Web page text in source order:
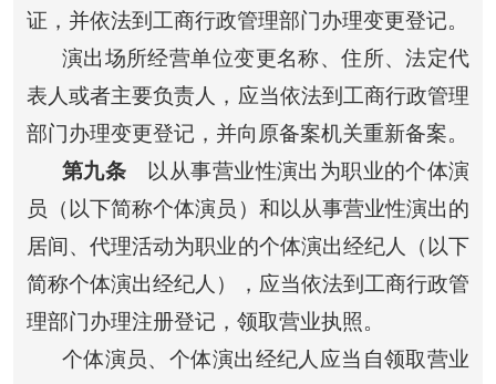
证，并依法到工商行政管理部门办理变更登记。
演出场所经营单位变更名称、住所、法定代
表人或者主要负责人，应当依法到工商行政管理
部门办理变更登记，并向原备案机关重新备案。
第九条 以从事营业性演出为职业的个体演
员（以下简称个体演员）和以从事营业性演出的
居间、代理活动为职业的个体演出经纪人（以下
简称个体演出经纪人），应当依法到工商行政管
理部门办理注册登记，领取营业执照。
个体演员、个体演出经纪人应当自领取营业